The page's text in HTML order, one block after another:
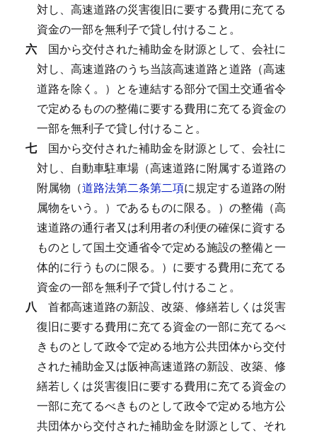
対し、高速道路の災害復旧に要する費用に充てる
資金の一部を無利子で貸し付けること。
六 国から交付された補助金を財源として、会社に
対し、高速道路のうち当該高速道路と道路（高速
道路を除く。）とを連結する部分で国土交通省令
で定めるものの整備に要する費用に充てる資金の
一部を無利子で貸し付けること。
七 国から交付された補助金を財源として、会社に
対し、自動車駐車場（高速道路に附属する道路の
附属物（道路法第二条第二項に規定する道路の附
属物をいう。）であるものに限る。）の整備（高
速道路の通行者又は利用者の利便の確保に資する
ものとして国土交通省令で定める施設の整備と一
体的に行うものに限る。）に要する費用に充てる
資金の一部を無利子で貸し付けること。
八 首都高速道路の新設、改築、修繕若しくは災害
復旧に要する費用に充てる資金の一部に充てるべ
きものとして政令で定める地方公共団体から交付
された補助金又は阪神高速道路の新設、改築、修
繕若しくは災害復旧に要する費用に充てる資金の
一部に充てるべきものとして政令で定める地方公
共団体から交付された補助金を財源として、それ